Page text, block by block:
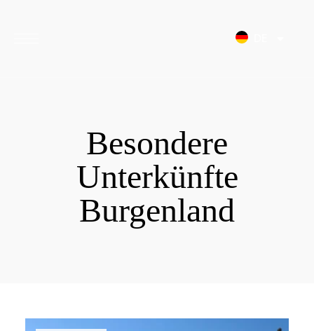
Besondere
Unterkünfte
Burgenland